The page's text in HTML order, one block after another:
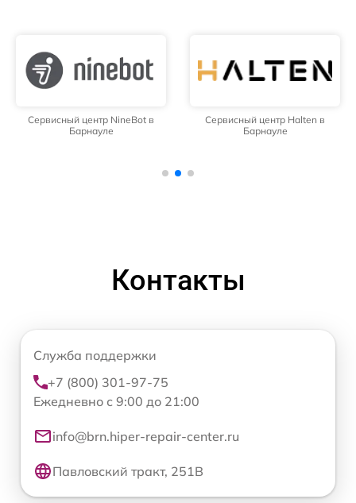
Сервисный центр NineBot в
Барнауле
Сервисный центр Halten в
Барнауле
Контакты
Служба поддержки
+7 (800) 301-97-75
Ежедневно с 9:00 до 21:00
info@brn.hiper-repair-center.ru
Павловский тракт, 251В